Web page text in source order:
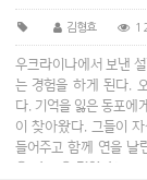
김형효
우크라이나에서 보낸
는 경험을 하게 된다.
다. 기억을 잃은 동포에
이 찾아왔다. 그들이
들어주고 함께 연을 날
을 타고 온 것일까?